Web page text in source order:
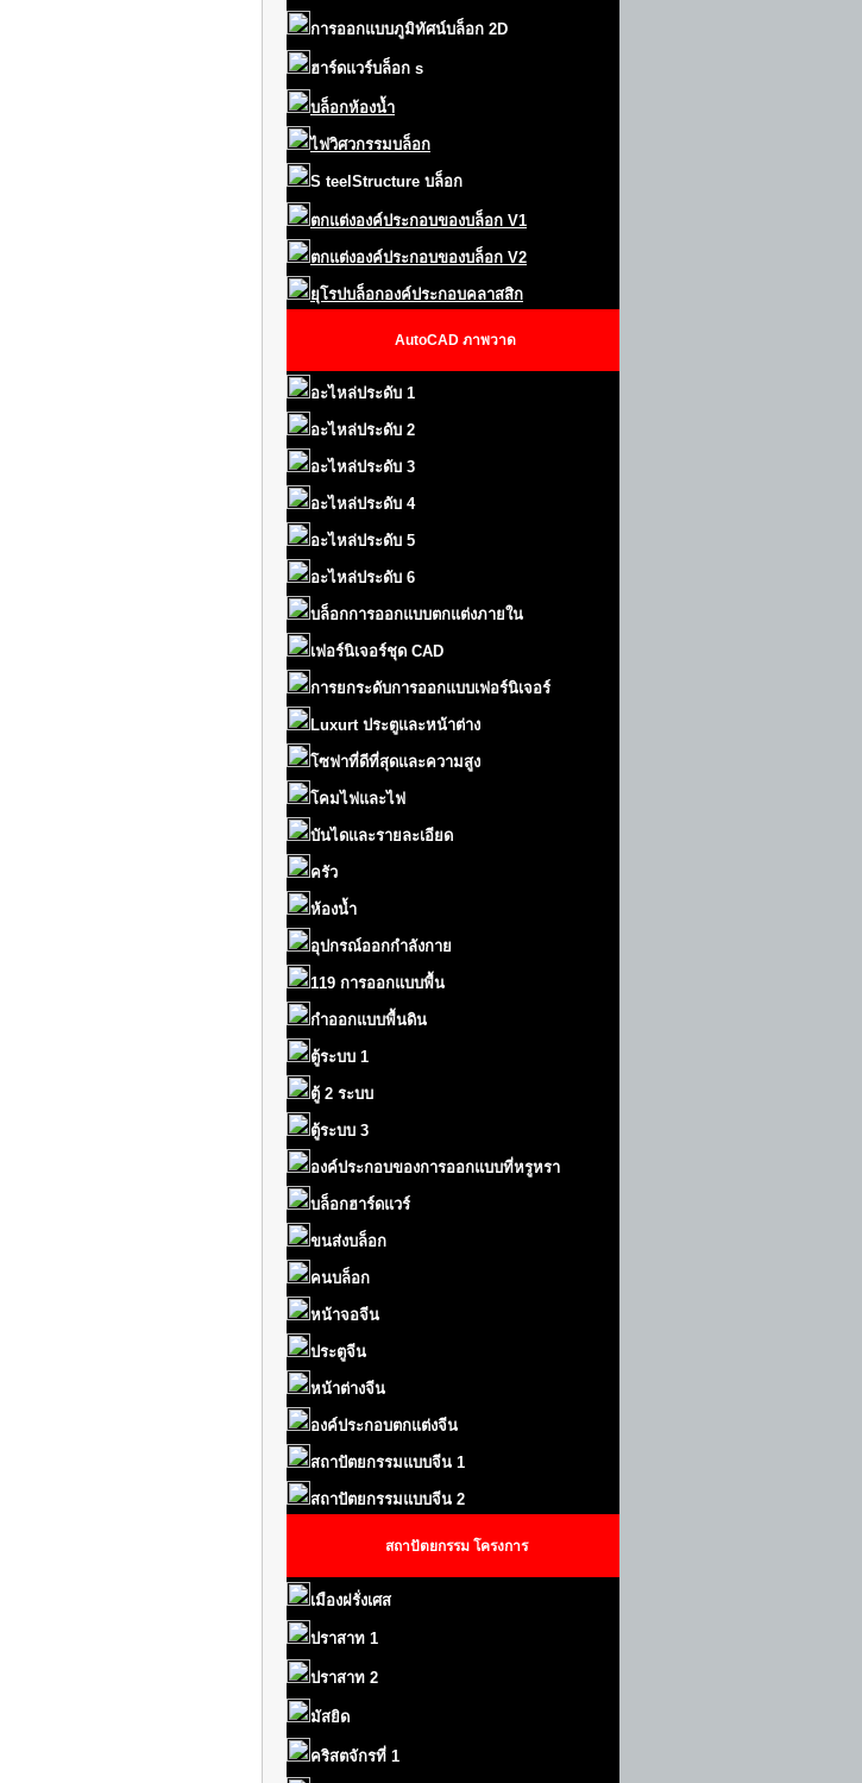
การออกแบบภูมิทัศน์บล็อก 2D
ฮาร์ดแวร์บล็อก s
บล็อกห้องน้ำ
ไฟวิศวกรรมบล็อก
S teel Structure บล็อก
ตกแต่งองค์ประกอบของบล็อก V1
ตกแต่งองค์ประกอบของบล็อก V2
ยุโรปบล็อกองค์ประกอบคลาสสิก
AutoCAD ภาพวาด
อะไหล่ประดับ 1
อะไหล่ประดับ 2
อะไหล่ประดับ 3
อะไหล่ประดับ 4
อะไหล่ประดับ 5
อะไหล่ประดับ 6
บล็อกการออกแบบตกแต่งภายใน
เฟอร์นิเจอร์ชุด CAD
การยกระดับการออกแบบเฟอร์นิเจอร์
Luxurt ประตูและหน้าต่าง
โซฟาที่ดีที่สุดและความสูง
โคมไฟและไฟ
บันไดและรายละเอียด
ครัว
ห้องน้ำ
อุปกรณ์ออกกำลังกาย
119 การออกแบบพื้น
กำออกแบบพื้นดิน
ตู้ระบบ 1
ตู้ 2 ระบบ
ตู้ระบบ 3
องค์ประกอบของการออกแบบที่หรูหรา
บล็อกฮาร์ดแวร์
ขนส่งบล็อก
คนบล็อก
หน้าจอจีน
ประตูจีน
หน้าต่างจีน
องค์ประกอบตกแต่งจีน
สถาปัตยกรรมแบบจีน 1
สถาปัตยกรรมแบบจีน 2
สถาปัตยกรรม โครงการ
เมืองฝรั่งเศส
ปราสาท 1
ปราสาท 2
มัสยิด
คริสตจักรที่ 1